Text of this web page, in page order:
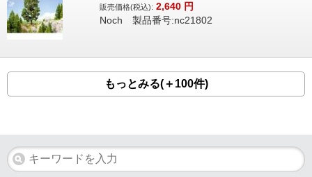
販売価格(税込): 2,640 円
Noch 製品番号:nc21802
もっとみる(＋100件)